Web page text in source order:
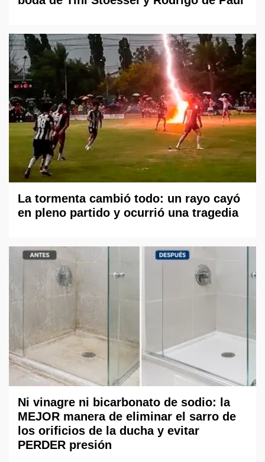
La tormenta cambió todo: un rayo cayó
en pleno partido y ocurrió una tragedia
Ni vinagre ni bicarbonato de sodio: la
MEJOR manera de eliminar el sarro de
los orificios de la ducha y evitar
PERDER presión